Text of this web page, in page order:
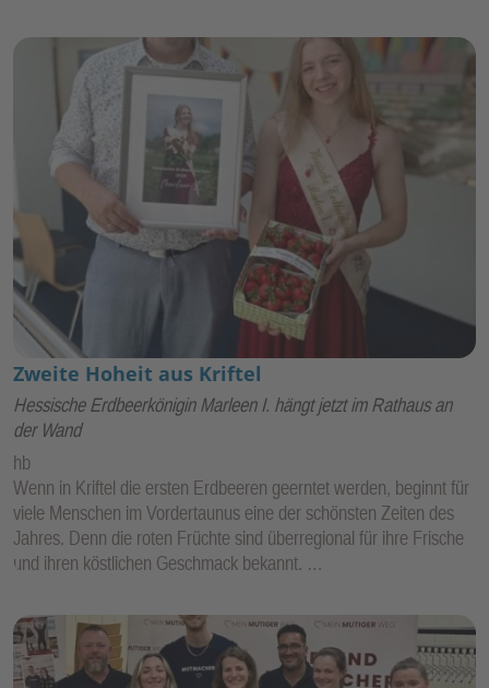
Zweite Hoheit aus Kriftel
Hessische Erdbeerkönigin Marleen I. hängt jetzt im Rathaus an
der Wand
hb
Wenn in Kriftel die ersten Erdbeeren geerntet werden, beginnt für
viele Menschen im Vordertaunus eine der schönsten Zeiten des
Jahres. Denn die roten Früchte sind überregional für ihre Frische
und ihren köstlichen Geschmack bekannt. …